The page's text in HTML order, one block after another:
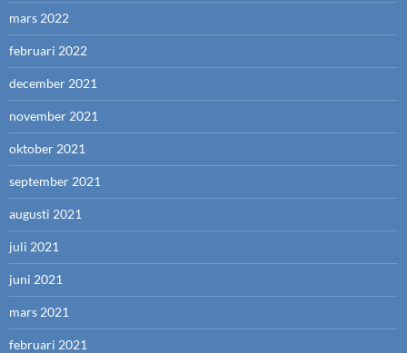
mars 2022
februari 2022
december 2021
november 2021
oktober 2021
september 2021
augusti 2021
juli 2021
juni 2021
mars 2021
februari 2021